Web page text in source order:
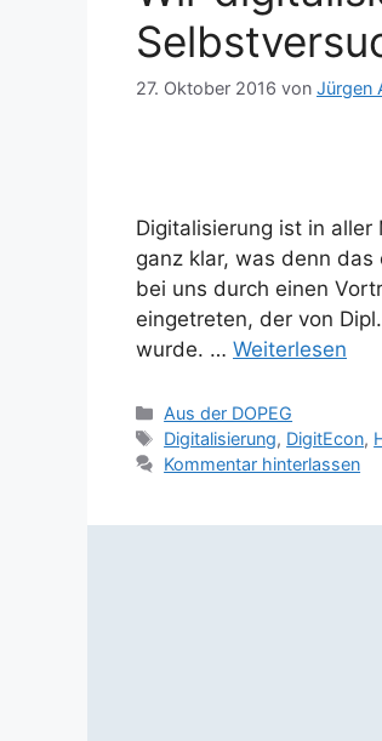
27. Oktober 2016 von Jürgen
Digitalisierung ist in
ganz klar, was denn
bei uns durch einen
eingetreten, der von
wurde. … Weiterlesen
Kategorien
Aus der DOPEG
Schlagwörter
Digitalisierung, DigitEcon,
Kommentar hinterlassen